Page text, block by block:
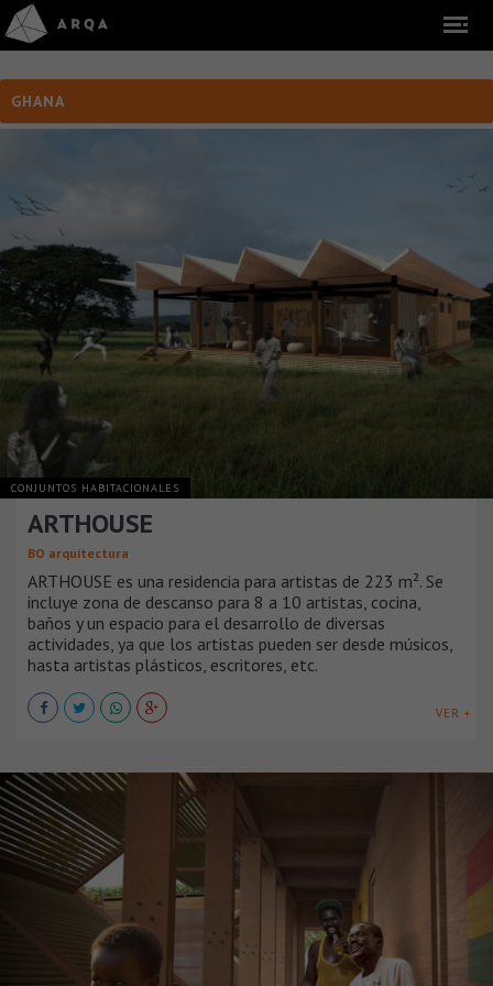
GHANA
CONJUNTOS HABITACIONALES
ARTHOUSE
BO arquitectura
ARTHOUSE es una residencia para artistas de 223 m². Se
incluye zona de descanso para 8 a 10 artistas, cocina,
baños y un espacio para el desarrollo de diversas
actividades, ya que los artistas pueden ser desde músicos,
hasta artistas plásticos, escritores, etc.
VER +